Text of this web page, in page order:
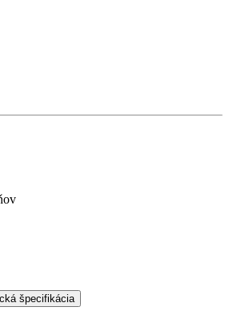
špecifikácia